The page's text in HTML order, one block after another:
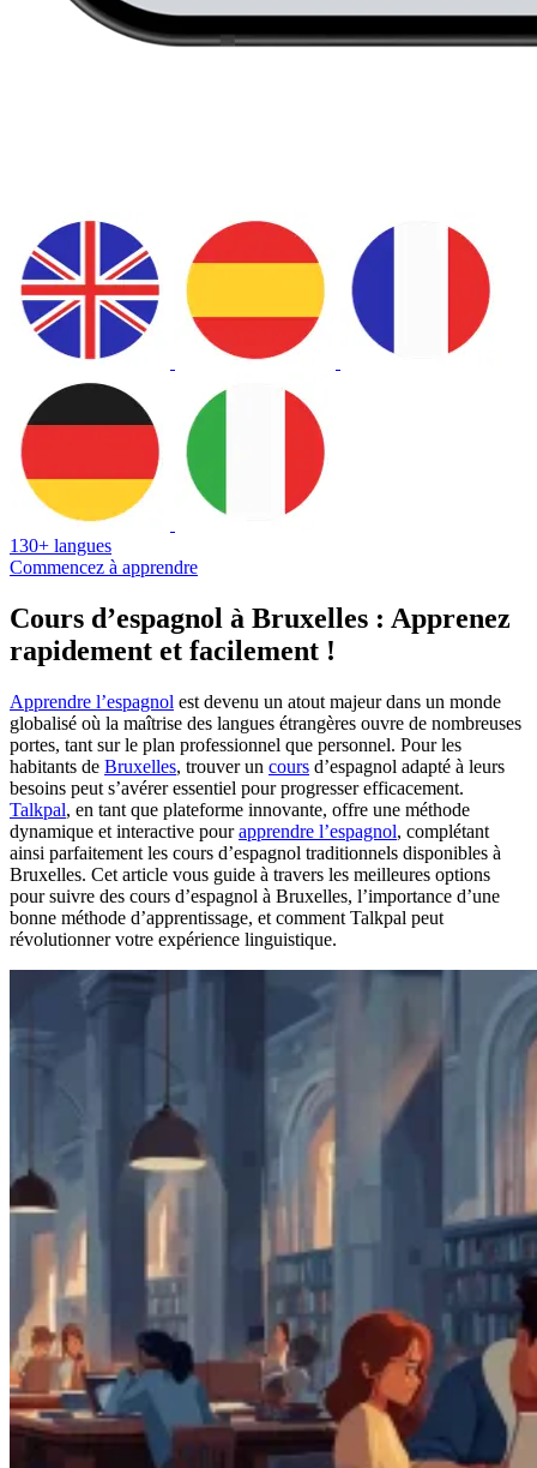
130+ langues
Commencez à apprendre
Cours d’espagnol à Bruxelles : Apprenez
rapidement et facilement !
Apprendre l’espagnol est devenu un atout majeur dans un monde
globalisé où la maîtrise des langues étrangères ouvre de nombreuses
portes, tant sur le plan professionnel que personnel. Pour les
habitants de Bruxelles, trouver un cours d’espagnol adapté à leurs
besoins peut s’avérer essentiel pour progresser efficacement.
Talkpal, en tant que plateforme innovante, offre une méthode
dynamique et interactive pourapprendre l’espagnol, complétant
ainsi parfaitement les cours d’espagnol traditionnels disponibles à
Bruxelles. Cet article vous guide à travers les meilleures options
pour suivre des cours d’espagnol à Bruxelles, l’importance d’une
bonne méthode d’apprentissage, et comment Talkpal peut
révolutionner votre expérience linguistique.